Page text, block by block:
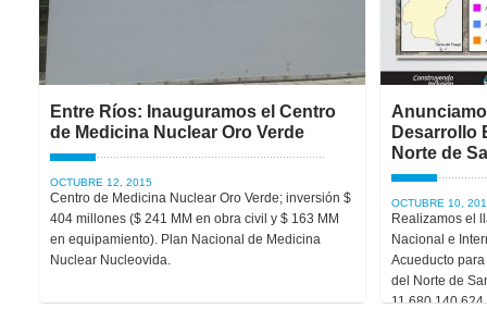
Entre Ríos: Inauguramos el Centro
de Medicina Nuclear Oro Verde
OCTUBRE 12, 2015
Centro de Medicina Nuclear Oro Verde; inversión $
404 millones ($ 241 MM en obra civil y $ 163 MM
en equipamiento). Plan Nacional de Medicina
Nuclear Nucleovida.
Desarrollo
Norte de
OCTUBRE 10,
Realizamos el
Nacional e
Acueducto
del Norte de
11.680.140.624.